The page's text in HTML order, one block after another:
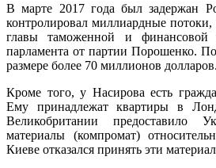
В марте 2017 года был задержан
контролировал миллиардные потоки,
главы таможенной и
парламента от партии Порошенко.
размере более 70 миллионов долларов.
Кроме того, у Насирова есть
Ему принадлежат квартиры в
Великобритании предоставило
материалы (компромат)
Киеве отказался принять эти